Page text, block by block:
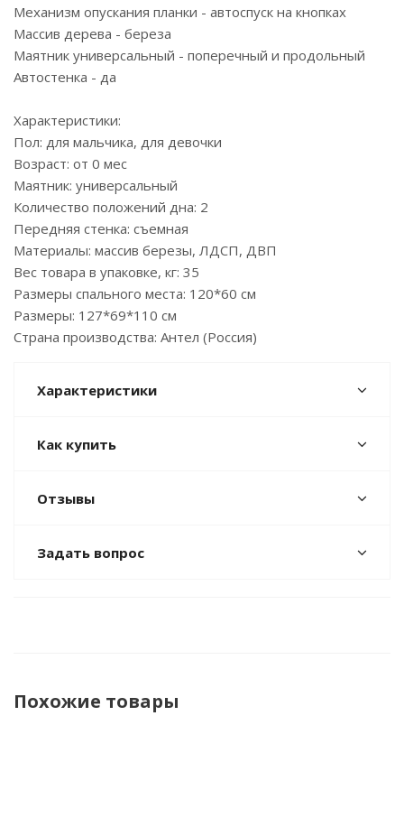
Механизм опускания планки - автоспуск на кнопках
Массив дерева - береза
Маятник универсальный - поперечный и продольный
Автостенка - да
Характеристики:
Пол: для мальчика, для девочки
Возраст: от 0 мес
Маятник: универсальный
Количество положений дна: 2
Передняя стенка: съемная
Материалы: массив березы, ЛДСП, ДВП
Вес товара в упаковке, кг: 35
Размеры спального места: 120*60 см
Размеры: 127*69*110 см
Страна производства: Антел (Россия)
Характеристики
Как купить
Отзывы
Задать вопрос
Похожие товары